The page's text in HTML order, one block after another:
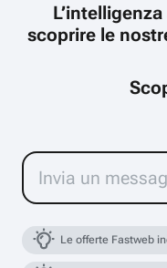
scoprire le
Le offerte Fastweb